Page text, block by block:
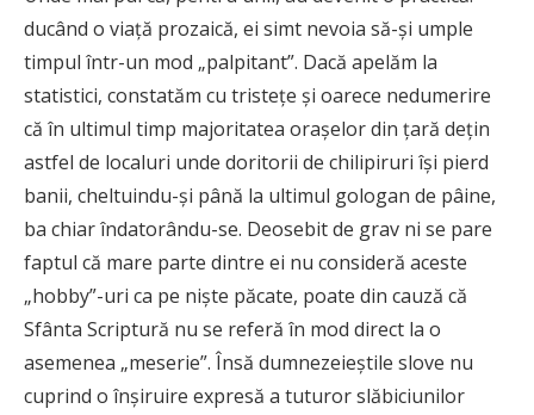
ducând o viață prozaică, ei simt nevoia să-și umple
timpul într-un mod „palpitant”. Dacă apelăm la
statistici, constatăm cu tristețe și oarece nedumerire
că în ultimul timp majoritatea orașelor din țară dețin
astfel de localuri unde doritorii de chilipiruri își pierd
banii, cheltuindu-și până la ultimul gologan de pâine,
ba chiar îndatorându-se. Deosebit de grav ni se pare
faptul că mare parte dintre ei nu consideră aceste
„hobby”-uri ca pe nişte păcate, poate din cauză că
Sfânta Scriptură nu se referă în mod direct la o
asemenea „meserie”. Însă dumnezeieștile slove nu
cuprind o înșiruire expresă a tuturor slăbiciunilor